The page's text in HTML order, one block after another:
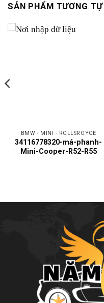
SẢN PHẨM TƯƠNG TỰ
BMW - MINI - ROLLSROYCE
34116778320-má-phanh-
Mini-Cooper-R52-R55